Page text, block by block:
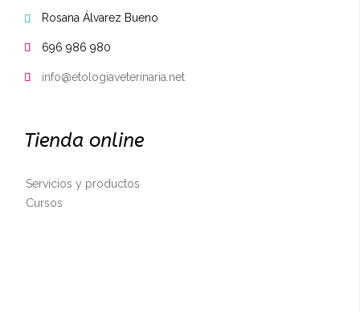
 Rosana Álvarez Bueno
 696 986 980
 info@etologiaveterinaria.net
Tienda online
Servicios y productos
Cursos